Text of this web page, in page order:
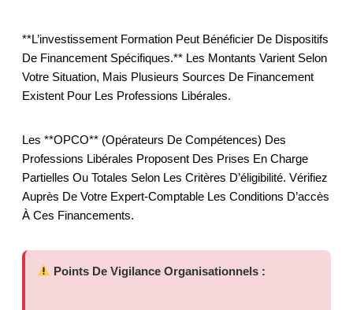
**L’investissement Formation Peut Bénéficier De Dispositifs
De Financement Spécifiques.** Les Montants Varient Selon
Votre Situation, Mais Plusieurs Sources De Financement
Existent Pour Les Professions Libérales.
Les **OPCO** (Opérateurs De Compétences) Des
Professions Libérales Proposent Des Prises En Charge
Partielles Ou Totales Selon Les Critères D’éligibilité. Vérifiez
Auprès De Votre Expert-Comptable Les Conditions D’accès
À Ces Financements.
Points De Vigilance Organisationnels :